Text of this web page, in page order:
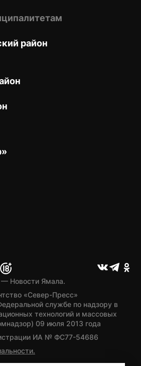
район
Новости Ямала.
«Север-Пресс»
службе по надзору в
технологий и массовых
09 июля 2013 года
ИА № ФС77-54686